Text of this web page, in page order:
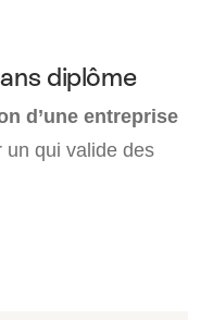
diplôme
d’une entreprise
un qui valide des